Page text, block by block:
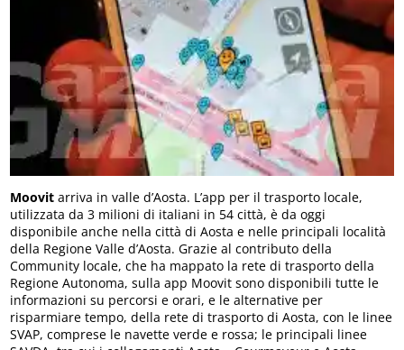
Moovit arriva in valle d’Aosta. L’app per il trasporto locale,
utilizzata da 3 milioni di italiani in 54 città, è da oggi
disponibile anche nella città di Aosta e nelle principali località
della Regione Valle d’Aosta. Grazie al contributo della
Community locale, che ha mappato la rete di trasporto della
Regione Autonoma, sulla app Moovit sono disponibili tutte le
informazioni su percorsi e orari, e le alternative per
risparmiare tempo, della rete di trasporto di Aosta, con le linee
SVAP, comprese le navette verde e rossa; le principali linee